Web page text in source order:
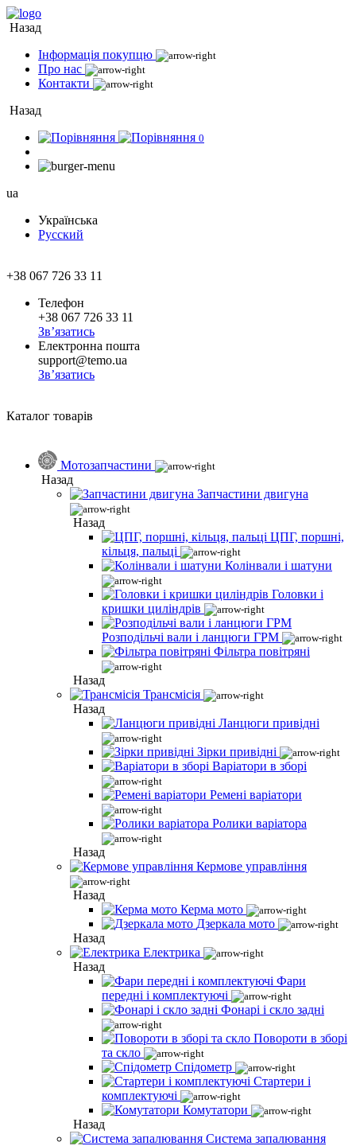
Назад
Інформація покупцю
Про нас
Контакти
Назад
0
ua
Українська
Русский
+38 067 726 33 11
Телефон
+38 067 726 33 11
Зв’язатись
Електронна пошта
support@temo.ua
Зв’язатись
Каталог товарів
Мотозапчастини
Назад
Запчастини двигуна
Назад
ЦПГ, поршні,
кільця, пальці
Колінвали і шатуни
Головки і
кришки циліндрів
Розподільчі вали і ланцюги ГРМ
Фільтра повітряні
Назад
Трансмісія
Назад
Ланцюги привідні
Зірки привідні
Варіатори в зборі
Ремені варіатори
Ролики варіатора
Назад
Кермове управління
Назад
Керма мото
Дзеркала мото
Назад
Електрика
Назад
Фари
передні і комплектуючі
Фонарі і скло задні
Повороти в зборі
та скло
Спідометр
Стартери і
комплектуючі
Комутатори
Назад
Система запалювання